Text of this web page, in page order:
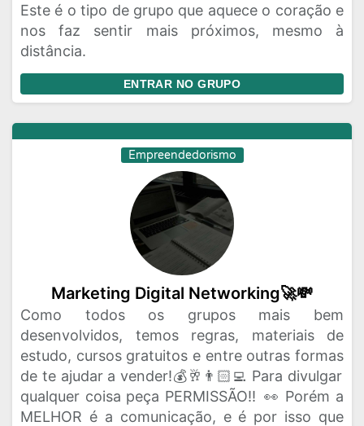
Este é o tipo de grupo que aquece o coração e
nos faz sentir mais próximos, mesmo à
distância.
ENTRAR NO GRUPO
Empreendedorismo
Marketing Digital Networking🚀💸
Como todos os grupos mais bem
desenvolvidos, temos regras, materiais de
estudo, cursos gratuitos e entre outras formas
de te ajudar a vender!💰🥂👨🏻‍💻 Para divulgar
qualquer coisa peça PERMISSÃO‼️ 👀 Porém a
MELHOR é a comunicação, e é por isso que